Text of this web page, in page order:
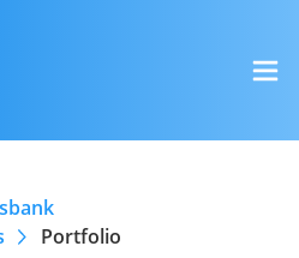
Portfolio